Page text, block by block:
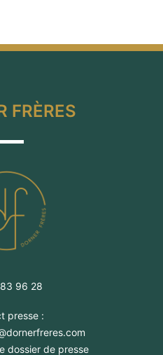
FRÈRES
96 28
presse :
dossier de presse